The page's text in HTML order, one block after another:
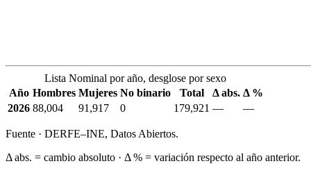
Lista Nominal por año, desglose por sexo
Año Hombres Mujeres No binario Total Δ abs. Δ %
2026 88,004 91,917 0 179,921 — —
Fuente · DERFE–INE, Datos Abiertos.
Δ abs. = cambio absoluto · Δ % = variación respecto al año anterior.